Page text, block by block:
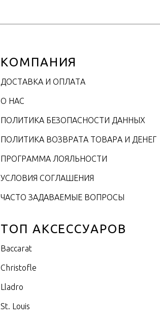
КОМПАНИЯ
ДОСТАВКА И ОПЛАТА
О НАС
ПОЛИТИКА БЕЗОПАСНОСТИ ДАННЫХ
ПОЛИТИКА ВОЗВРАТА ТОВАРА И ДЕНЕГ
ПРОГРАММА ЛОЯЛЬНОСТИ
УСЛОВИЯ СОГЛАШЕНИЯ
ЧАСТО ЗАДАВАЕМЫЕ ВОПРОСЫ
ТОП АКСЕССУАРОВ
Baccarat
Christofle
Lladro
St. Louis